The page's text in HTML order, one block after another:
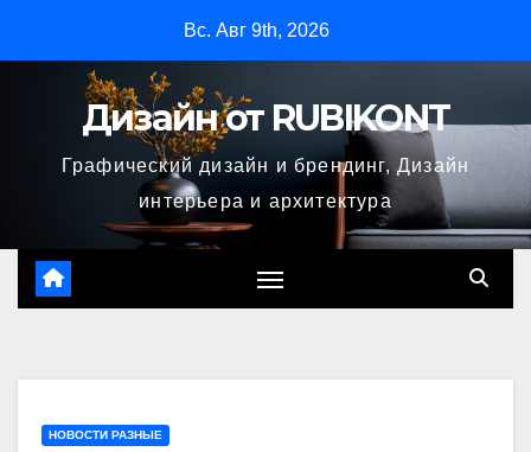
содержимому
Вс. Авг 9th, 2026
Дизайн от RUBIKONT
Графический дизайн и брендинг, Дизайн
интерьера и архитектура
НОВОСТИ РАЗНЫЕ